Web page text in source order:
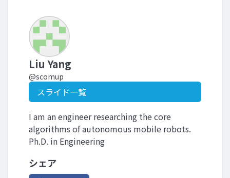
Liu Yang
@scomup
スライド一覧
I am an engineer researching the core
algorithms of autonomous mobile robots.
Ph.D. in Engineering
シェア